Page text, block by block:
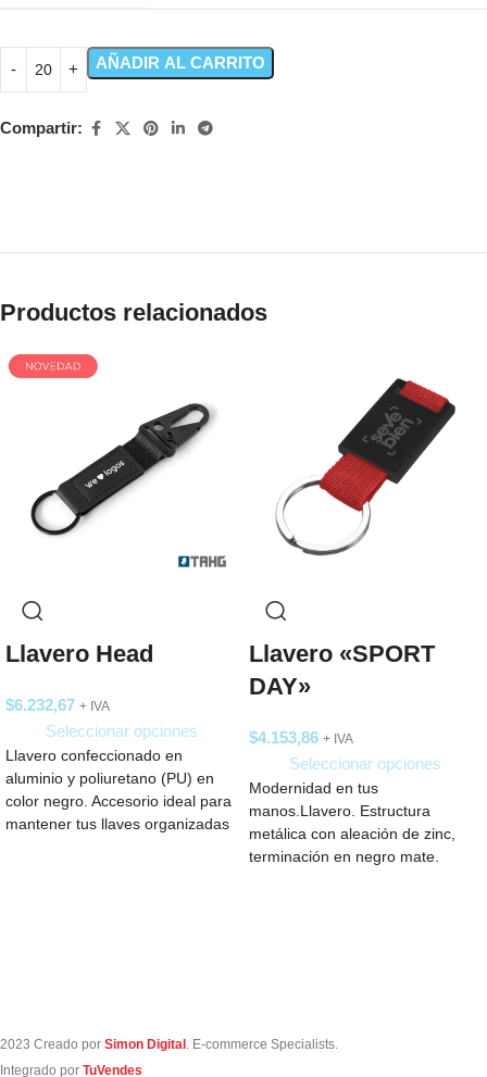
AÑADIR AL CARRITO
Compartir:
Productos relacionados
Llavero Head
$6.232,67 + IVA
Seleccionar opciones
Llavero confeccionado en
aluminio y poliuretano (PU) en
color negro. Accesorio ideal para
mantener tus llaves organizadas
Llavero «SPORT
DAY»
$4.153,86 + IVA
Seleccionar opciones
Modernidad en tus
manos.Llavero. Estructura
metálica con aleación de zinc,
terminación en negro mate.
2023 Creado por Simon Digital . E-commerce Specialists.
Integrado por TuVendes